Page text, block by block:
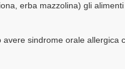
erba mazzolina) gli
sindrome orale allergica